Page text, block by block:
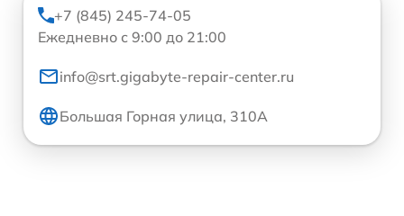
+7 (845) 245-74-05
Ежедневно с 9:00 до 21:00
info@srt.gigabyte-repair-center.ru
Большая Горная улица, 310А